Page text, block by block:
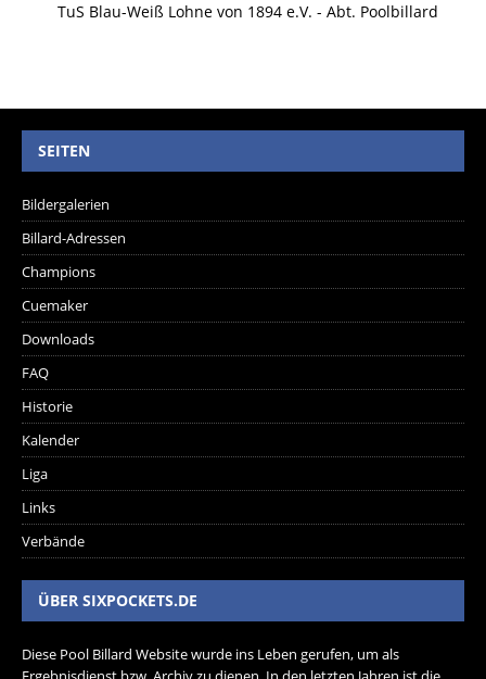
TuS Blau-Weiß Lohne von 1894 e.V. - Abt. Poolbillard
SEITEN
Bildergalerien
Billard-Adressen
Champions
Cuemaker
Downloads
FAQ
Historie
Kalender
Liga
Links
Verbände
ÜBER SIXPOCKETS.DE
Diese Pool Billard Website wurde ins Leben gerufen, um als